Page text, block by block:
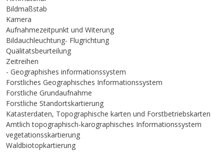
Bildmaßstab
Kamera
Aufnahmezeitpunkt und Witerung
Bildauchleuchtung- Flugrichtung
Quälitatsbeurteilung
Zeitreihen
- Geographishes informationssystem
Forstliches Geographisches Informationssystem
Forstliche Grundaufnahme
Forstliche Standortskartierung
Katasterdaten, Topographische karten und Forstbetriebskarten
Amtlich topographisch-karographisches Informationssystem
vegetationsskartierung
Waldbiotopkartierung